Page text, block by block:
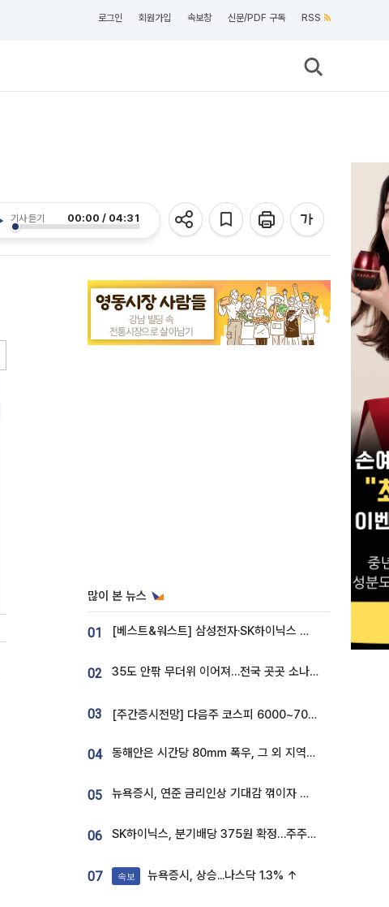
로그인 회원가입 속보창 신문/PDF 구독 RSS
기사 듣기 00:00 / 04:31
많이 본 뉴스
01 [베스트&워스트] 삼성전자·SK하이닉스 밀린 한 주…상상인증권은 85% 급등
02 35도 안팎 무더위 이어져…전국 곳곳 소나기 [오늘 날씨]
03 [주간증시전망] 다음주 코스피 6000~7000⋯“外人 수급은 정책이 변수”
04 동해안은 시간당 80㎜ 폭우, 그 외 지역은 폭염…‘극과 극 날씨’
05 뉴욕증시, 연준 금리인상 기대감 꺾이자 상승...S&P500 사상 최고치 [종합]
06 SK하이닉스, 분기배당 375원 확정…주주환원책 9월로 앞당겨 발표
07 속보 뉴욕증시, 상승...나스닥 1.3% ↑